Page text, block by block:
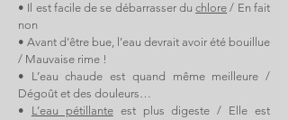
• Il est facile de se débarrasser duchlore / En fait
non
• Avant d’être bue, l’eau devrait avoir été bouillue
/ Mauvaise rime !
• L’eau chaude est quand même meilleure /
Dégoût et des douleurs…
• L’eau pétillanteest plus digeste / Elle est